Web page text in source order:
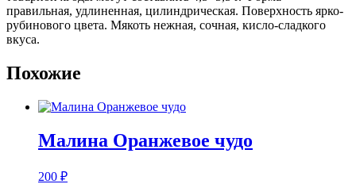
правильная, удлиненная, цилиндрическая. Поверхность ярко-
рубинового цвета. Мякоть нежная, сочная, кисло-сладкого
вкуса.
Похожие
Малина Оранжевое чудо
200 ₽